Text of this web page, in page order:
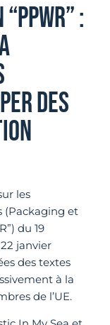
“PPWR” :
DES
les
(Packaging et
du 19
janvier
des textes
à la
de l’UE.